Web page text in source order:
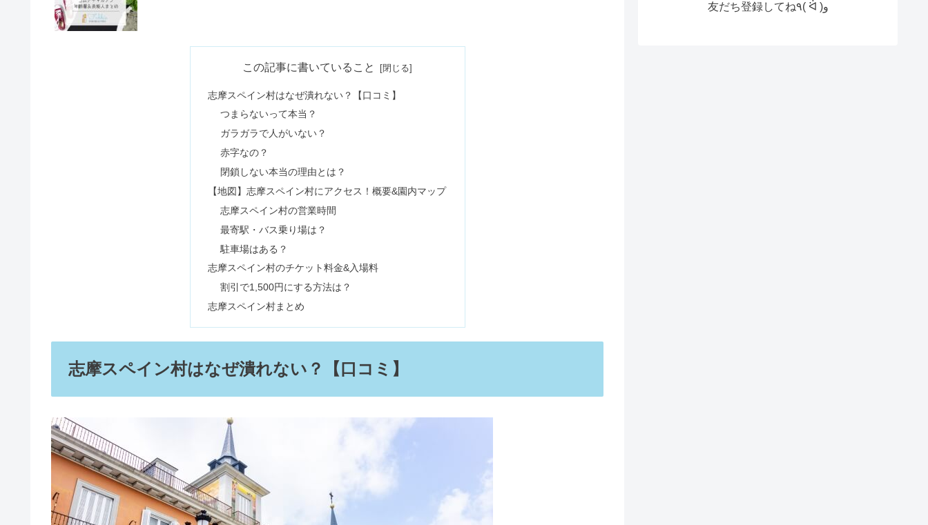
スタバの福袋の中身！2024は当たり？ハズレ？当選確率はどのくらい？
トイレに観葉植物はよくない？100均で金運アップ＆窓なし向けは？
ジャパンミートはやばい？肉のハナマサとの違い＆まずい評判は本当？
角栓は背中にもできる？黒い&巨大な毛穴詰まりの取り方とは？
ミラクリニックが怪しい悪い口コミは嘘！脱毛・ダイエットの総額は？
ミネラルオイルとは？ワセリンとの違いやクレンジングの危険性を調査
この記事に書いていること
志摩スペイン村はなぜ潰れない？【口コミ】
つまらないって本当？
ガラガラで人がいない？
赤字なの？
閉鎖しない本当の理由とは？
【地図】志摩スペイン村にアクセス！概要&園内マップ
志摩スペイン村の営業時間
最寄駅・バス乗り場は？
駐車場はある？
志摩スペイン村のチケット料金&入場料
割引で1,500円にする方法は？
志摩スペイン村まとめ
志摩スペイン村はなぜ潰れない？【口コミ】
友だち登録してね٩( ᐛ )و